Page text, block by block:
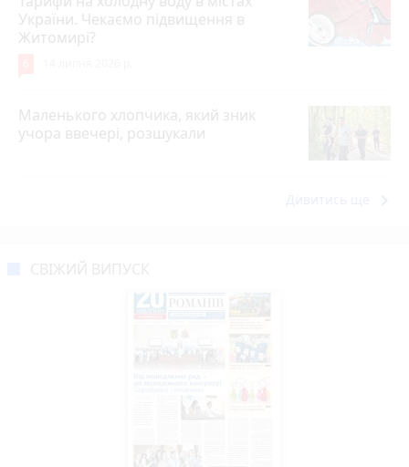
України. Чекаємо підвищення в
Житомирі?
Маленького хлопчика, який зник
учора ввечері, розшукали